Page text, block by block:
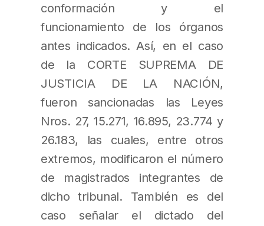
conformación y el
funcionamiento de los órganos
antes indicados. Así, en el caso
de la CORTE SUPREMA DE
JUSTICIA DE LA NACIÓN,
fueron sancionadas las Leyes
Nros. 27, 15.271, 16.895, 23.774 y
26.183, las cuales, entre otros
extremos, modificaron el número
de magistrados integrantes de
dicho tribunal. También es del
caso señalar el dictado del